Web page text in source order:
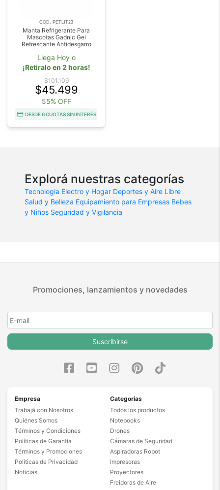
COD. PETLIT23
Manta Refrigerante Para
Mascotas Gadnic Gel
Refrescante Antidesgarro
Llega Hoy o
¡Retiralo en 2 horas!
$101.109
$45.499
55% OFF
DESDE 6 CUOTAS SIN INTERÉS
Explorá nuestras categorías
Tecnologia Electro y Hogar Deportes y Aire Libre
Salud y Belleza Equipamiento para Empresas Bebes
y Niños Seguridad y Vigilancia
Promociones, lanzamientos y novedades
Suscribirse
Empresa
Trabajá con Nosotros
Quiénes Somos
Términos y Condiciones
Políticas de Garantía
Términos y Promociones
Políticas de Privacidad
Noticias
Categorías
Todos los productos
Notebooks
Drones
Cámaras de Seguridad
Aspiradoras Robot
Impresoras
Proyectores
Freidoras de Aire